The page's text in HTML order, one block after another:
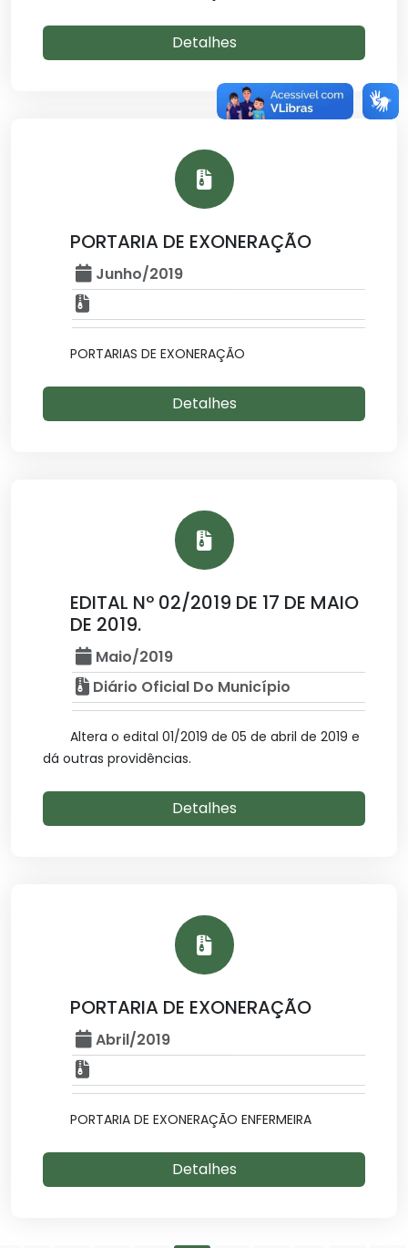
Detalhes
PORTARIA DE EXONERAÇÃO
Junho/2019
PORTARIAS DE EXONERAÇÃO
Detalhes
EDITAL Nº 02/2019 DE 17 DE MAIO
DE 2019.
Maio/2019
Diário Oficial Do Município
Altera o edital 01/2019 de 05 de abril de 2019 e
dá outras providências.
Detalhes
PORTARIA DE EXONERAÇÃO
Abril/2019
PORTARIA DE EXONERAÇÃO ENFERMEIRA
Detalhes